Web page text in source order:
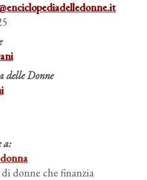
delle Donne
a:
donne che finanzia